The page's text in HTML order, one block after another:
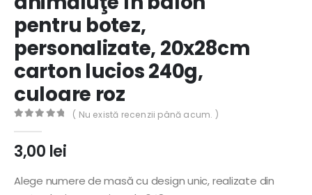
pentru botez,
personalizate, 20x28cm
carton lucios 240g,
culoare roz
( Nu există recenzii până acum. )
3,00 lei
Alege numere de masă cu design unic, realizate din